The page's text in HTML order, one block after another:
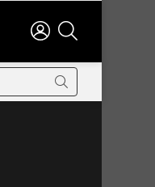
LOGIN